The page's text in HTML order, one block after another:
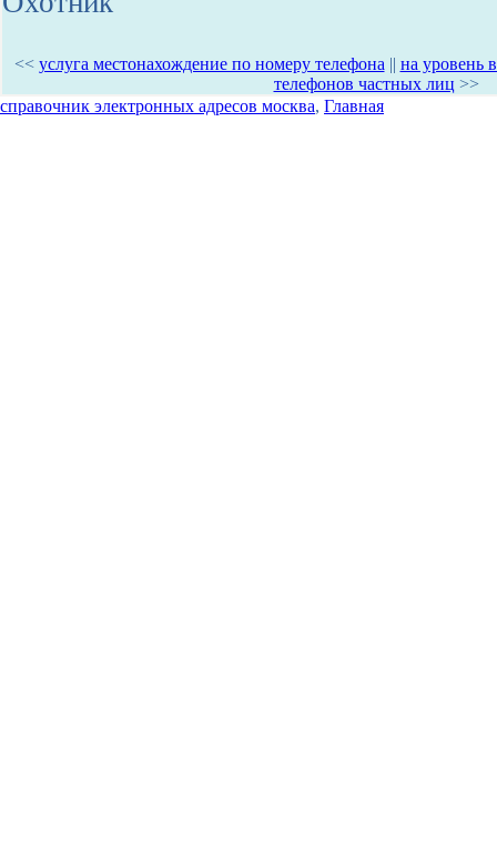
<< услуга местонахождение по номеру телефона || на уровень
телефонов частных лиц >>
справочник электронных адресов москва, Главная